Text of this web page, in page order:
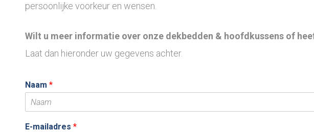
persoonlijke voorkeur en wensen.
Wilt u meer informatie over onze dekbedden & hoofdkussens of
Laat dan hieronder uw gegevens achter.
Naam *
E-mailadres *